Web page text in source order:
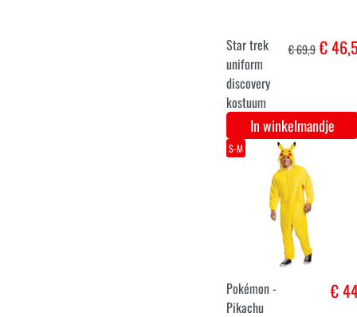
Fortnite Brite
bomber kostuum
€
In winkelmandje
Decoratieve
Stormtrooper
Notenkraker